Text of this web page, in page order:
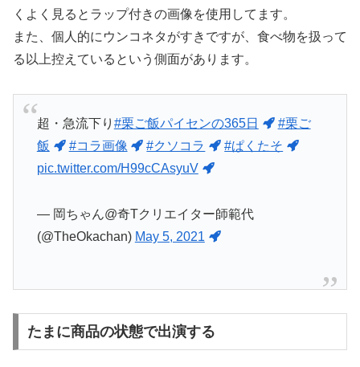
くよく見るとラップ付きの画像を使用してます。
また、個人的にウンコネタがすきですが、食べ物を扱って
る以上控えているという側面があります。
超・急流下り #栗ご飯パイセンの365日
#栗ご
飯
#コラ画像 #クソコラ
#ぱくたそ
pic.twitter.com/H99cCAsyuV
— 岡ちゃん@奇Tクリエイター師範代
(@TheOkachan) May 5, 2021
たまに商品の状態で出演する